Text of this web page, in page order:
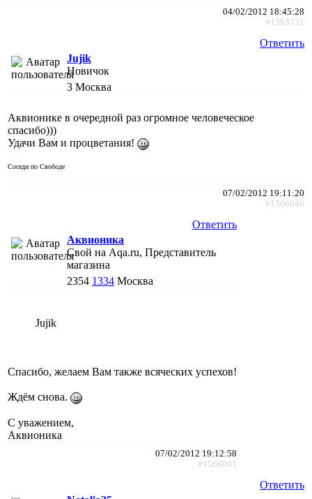
04/02/2012 18:45:28
#1563731
Ответить
Jujik
Новичок
3 Москва
Аквионике в очередной раз огромное человеческое
спасибо)))
Удачи Вам и процветания!
Соседи по Свободе
07/02/2012 19:11:20
#1566040
Ответить
Аквионика
Свой на Aqa.ru, Представитель
магазина
2354 1334 Москва
Jujik
Спасибо, желаем Вам также всяческих успехов!
Ждём снова.
С уважением,
Аквионика
07/02/2012 19:12:58
#1566041
Ответить